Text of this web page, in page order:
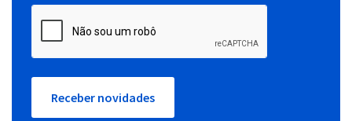
Receber novidades